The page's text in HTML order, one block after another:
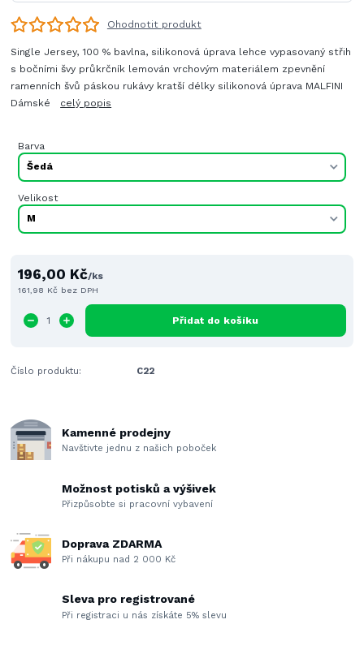
Ohodnotit produkt
Single Jersey, 100 % bavlna, silikonová úprava lehce vypasovaný střih
s bočními švy průkrčník lemován vrchovým materiálem zpevnění
ramenních švů páskou rukávy kratší délky silikonová úprava MALFINI
Dámské celý popis
Barva
Velikost
196,00 Kč/ks
161,98 Kč bez DPH
Přidat do košíku
Číslo produktu: C22
Kamenné prodejny
Navštivte jednu z našich poboček
Možnost potisků a výšivek
Přizpůsobte si pracovní vybavení
Doprava ZDARMA
Při nákupu nad 2 000 Kč
Sleva pro registrované
Při registraci u nás získáte 5% slevu